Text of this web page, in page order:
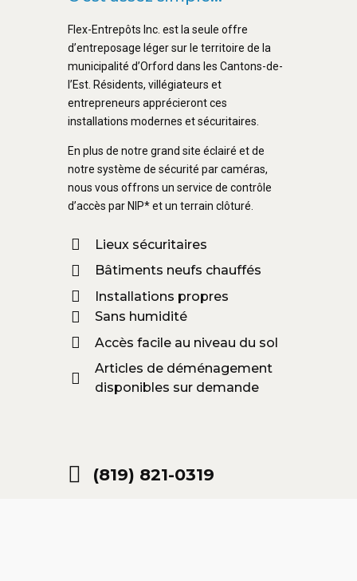
Flex-Entrepôts Inc. est la seule offre
d’entreposage léger sur le territoire de la
municipalité d’Orford dans les Cantons-de-
l’Est. Résidents, villégiateurs et
entrepreneurs apprécieront ces
installations modernes et sécuritaires.
En plus de notre grand site éclairé et de
notre système de sécurité par caméras,
nous vous offrons un service de contrôle
d’accès par NIP* et un terrain clôturé.
Lieux sécuritaires
Bâtiments neufs chauffés
Installations propres
Sans humidité
Accès facile au niveau du sol
Articles de déménagement
disponibles sur demande
(819) 821-0319